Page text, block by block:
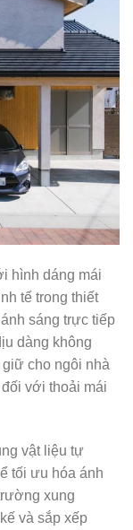
hình dáng mái
tế trong thiết
sáng trực tiếp
dàng không
cho ngôi nhà
với thoải mái
vật liệu tự
tối ưu hóa ánh
xung
và sắp xếp